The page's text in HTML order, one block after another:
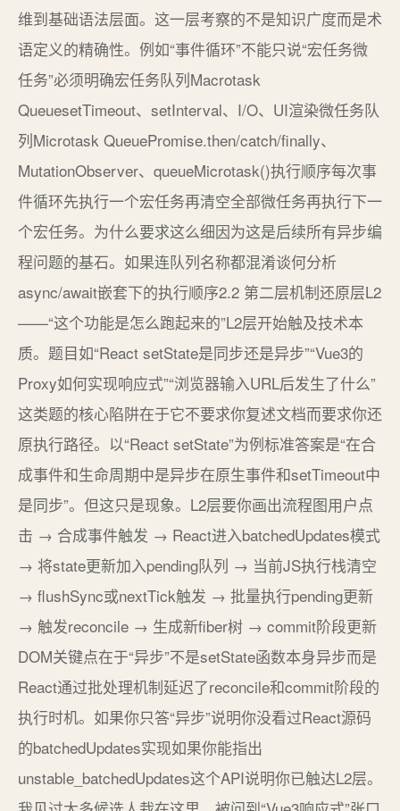
维到基础语法层面。这一层考察的不是知识广度而是术
语定义的精确性。例如“事件循环”不能只说“宏任务微
任务”必须明确宏任务队列Macrotask
QueuesetTimeout、setInterval、I/O、UI渲染微任务队
列Microtask QueuePromise.then/catch/finally、
MutationObserver、queueMicrotask()执行顺序每次事
件循环先执行一个宏任务再清空全部微任务再执行下一
个宏任务。为什么要求这么细因为这是后续所有异步编
程问题的基石。如果连队列名称都混淆谈何分析
async/await嵌套下的执行顺序2.2 第二层机制还原层L2
——“这个功能是怎么跑起来的”L2层开始触及技术本
质。题目如“React setState是同步还是异步”“Vue3的
Proxy如何实现响应式”“浏览器输入URL后发生了什么”
这类题的核心陷阱在于它不要求你复述文档而要求你还
原执行路径。以“React setState”为例标准答案是“在合
成事件和生命周期中是异步在原生事件和setTimeout中
是同步”。但这只是现象。L2层要你画出流程图用户点
击 → 合成事件触发 → React进入batchedUpdates模式
→ 将state更新加入pending队列 → 当前JS执行栈清空
→ flushSync或nextTick触发 → 批量执行pending更新
→ 触发reconcile → 生成新fiber树 → commit阶段更新
DOM关键点在于“异步”不是setState函数本身异步而是
React通过批处理机制延迟了reconcile和commit阶段的
执行时机。如果你只答“异步”说明你没看过React源码
的batchedUpdates实现如果你能指出
unstable_batchedUpdates这个API说明你已触达L2层。